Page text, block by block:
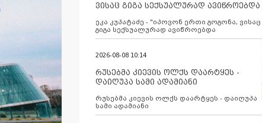
დგამს ნაბიჯებს მათი ფაქტობრივი
ვისაც გიგა სექსუალურად ავიწროებდა
ეკა კუპატაძე - "იპოვონ ერთი გოგონა, ვისაც
გიგა სექსუალურად ავიწროებდა
2026-08-08 10:14
რუსებმა კიევის ოლქს დაარტყეს -
დაიღუპა სამი ადამიანი
რუსებმა კიევის ოლქს დაარტყეს - დაიღუპა
სამი ადამიანი